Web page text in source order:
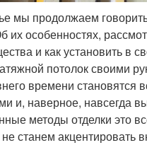
мы продолжаем
их особенностях,
и как установить в
потолок своими
времени становятся
и, наверное, навсегда
методы отделки это
станем акцентировать